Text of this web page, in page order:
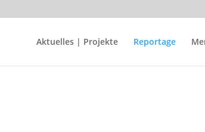
Aktuelles | Projekte Reportage